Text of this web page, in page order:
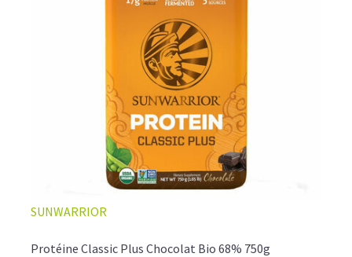
Un café riche avec un soupçon de caramel pour un
moment de pure détente… ou de concentration avant le
Une énergie immédiate et stable, sans pic de glycémie,
qui vous accompagne toute la matinée et un allié parfait
après l’entraînement.
Pour ceux qui veulent retrouver le plaisir d’un vrai café
glacé, sans se sentir lourd ni affamé.
Latte Macchiato Glacé Protéiné
🍯 CAFÉ FRAPPÉ AU CARAMEL PROTÉINÉ
SUNWARRIOR
Protéine Classic Plus Chocolat Bio 68% 750g